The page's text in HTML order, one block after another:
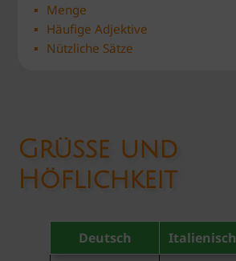
Menge
Häufige Adjektive
Nützliche Sätze
Grüße und
Höflichkeit
Deutsch Italienisch